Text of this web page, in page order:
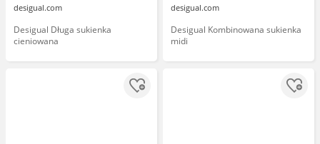
desigual.com
Desigual Długa sukienka
cieniowana
desigual.com
Desigual Kombinowana sukienka
midi